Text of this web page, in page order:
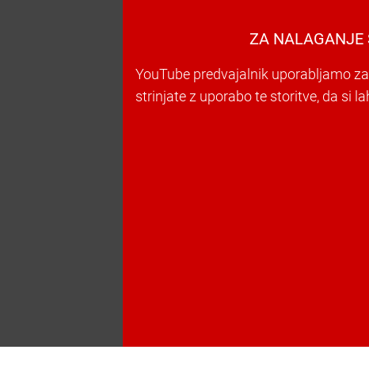
ZA NALAGANJE
YouTube predvajalnik uporabljamo
strinjate z uporabo te storitve, da si